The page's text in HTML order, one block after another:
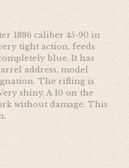
1886 caliber 45-90 in
tight action, feeds
blue. It has
address, model
The rifling is
shiny. A 10 on the
without damage. This